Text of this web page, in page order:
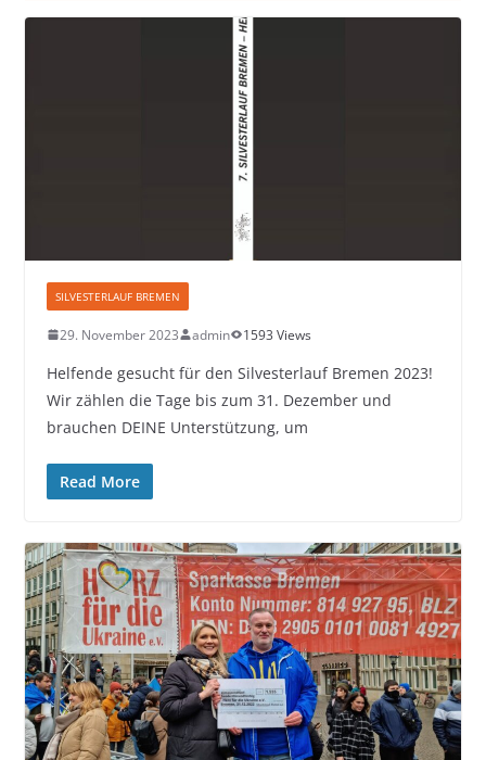
SILVESTERLAUF BREMEN
29. November 2023 admin 1593 Views
Helfende gesucht für den Silvesterlauf Bremen 2023!
Wir zählen die Tage bis zum 31. Dezember und
brauchen DEINE Unterstützung, um
Read More